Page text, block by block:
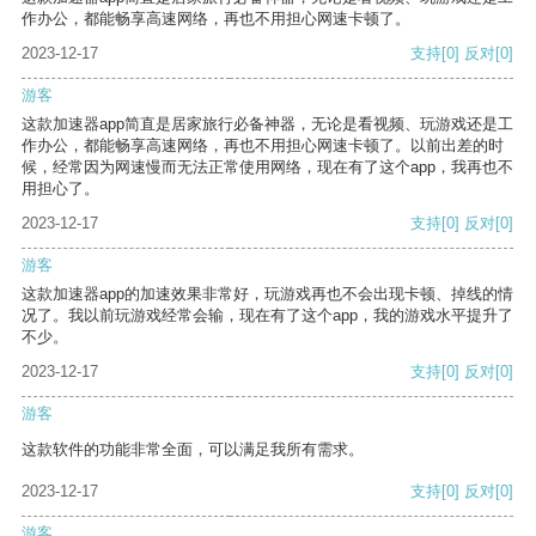
作办公，都能畅享高速网络，再也不用担心网速卡顿了。
2023-12-17
支持[0] 反对[0]
游客
这款加速器app简直是居家旅行必备神器，无论是看视频、玩游戏还是工
作办公，都能畅享高速网络，再也不用担心网速卡顿了。以前出差的时
候，经常因为网速慢而无法正常使用网络，现在有了这个app，我再也不
用担心了。
2023-12-17
支持[0] 反对[0]
游客
这款加速器app的加速效果非常好，玩游戏再也不会出现卡顿、掉线的情
况了。我以前玩游戏经常会输，现在有了这个app，我的游戏水平提升了
不少。
2023-12-17
支持[0] 反对[0]
游客
这款软件的功能非常全面，可以满足我所有需求。
2023-12-17 支持[0] 反对[0]